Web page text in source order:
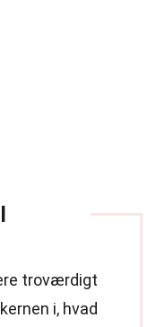
troværdigt
i, hvad